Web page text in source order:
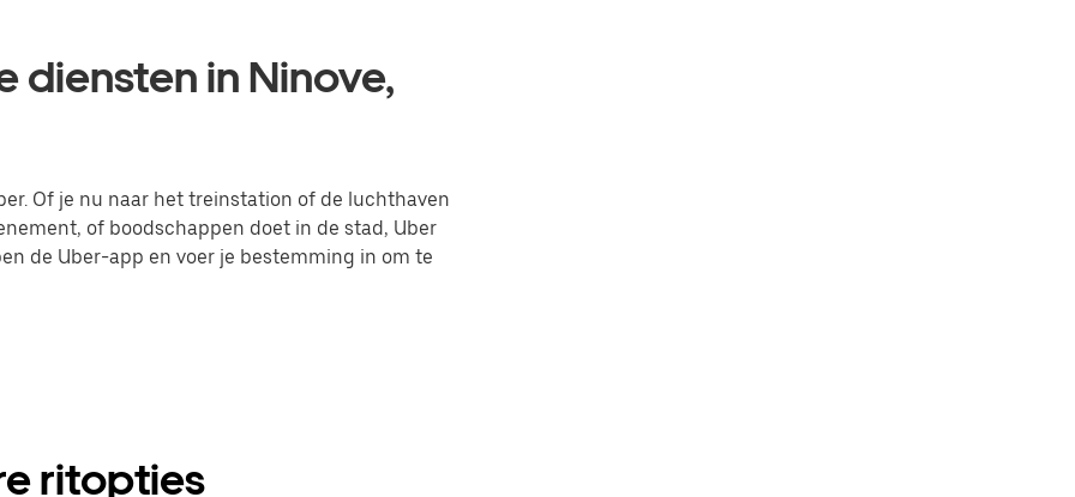
diensten in Ninove,
Of je nu naar het treinstation of de luchthaven
of boodschappen doet in de stad, Uber
de Uber-app en voer je bestemming in om te
ritopties